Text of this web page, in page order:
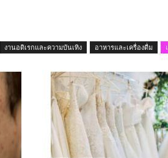
น่า
งานอดิเรกและความบันเทิง อาหารและเครื่องดื่ม